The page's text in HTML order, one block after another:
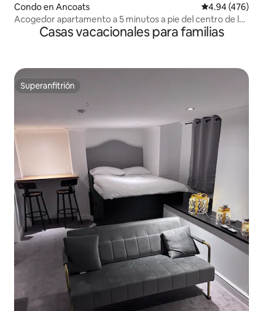
Condo en Ancoats Calificación
4.94 (476)
Acogedor apartamento a 5 minutos a pie del centro de la
ciudad y del AO Arena
Casas vacacionales para familias
Superanfitrión
Superanfitrión